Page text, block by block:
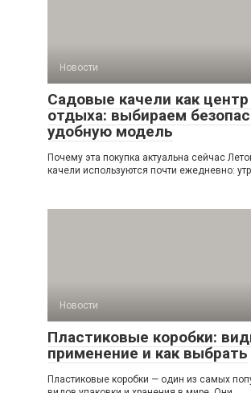
Новости
Садовые качели как
отдыха: выбираем
удобную модель
Почему эта покупка актуальна сейчас
качели используются почти ежедневно:
Новости
Пластиковые коробки:
применение и как выбрать
Пластиковые коробки — один из самых